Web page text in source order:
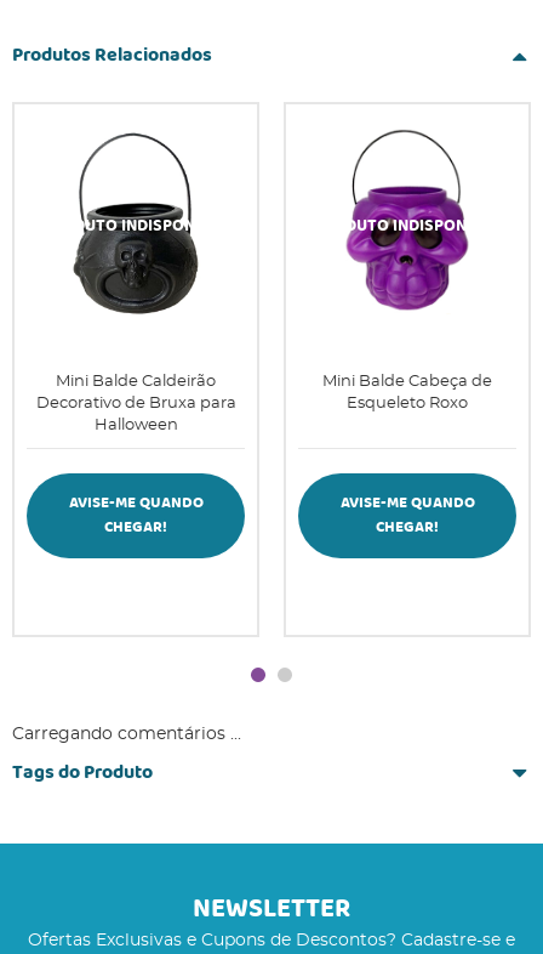
Produtos Relacionados
Mini Balde Caldeirão
Decorativo de Bruxa para
Halloween
AVISE-ME QUANDO
CHEGAR!
Mini Balde Cabeça de
Esqueleto Roxo
AVISE-ME QUANDO
CHEGAR!
Carregando comentários ...
Tags do Produto
NEWSLETTER
Ofertas Exclusivas e Cupons de Descontos? Cadastre-se e